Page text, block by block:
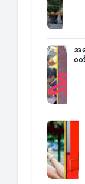
အ
ဝ